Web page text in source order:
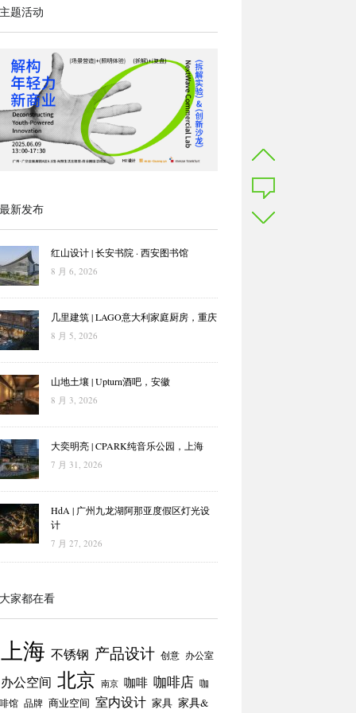
题活动
新发布
红山设计 | 长安书院 · 西安图书馆
8 月 6, 2026
几里建筑 | LAGO意大利家庭厨房，重庆
8 月 5, 2026
山地土壤 | Upturn酒吧，安徽
8 月 3, 2026
大奕明亮 | CPARK纯音乐公园，上海
7 月 31, 2026
HdA | 广州九龙湖阿那亚度假区灯光设
计
7 月 27, 2026
家都在看
上海 不锈钢 产品设计 创意 办公室
办公空间 北京 南京 咖啡 咖啡店 咖
馆 品牌 商业空间 室内设计 家具 家具&